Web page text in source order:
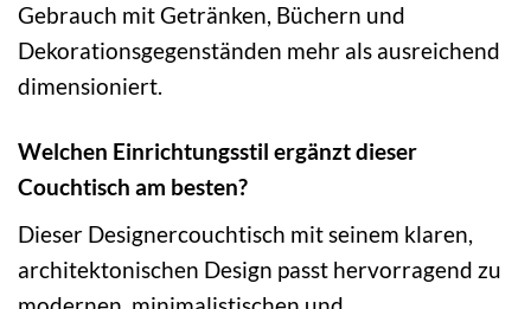
Gebrauch mit Getränken, Büchern und
Dekorationsgegenständen mehr als ausreichend
dimensioniert.
Welchen Einrichtungsstil ergänzt dieser
Couchtisch am besten?
Dieser Designercouchtisch mit seinem klaren,
architektonischen Design passt hervorragend zu